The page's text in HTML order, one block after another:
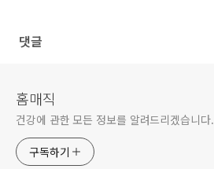
댓글
홈매직
건강에 관한 모든 정보를 알려드리겠습니다.
구독하기